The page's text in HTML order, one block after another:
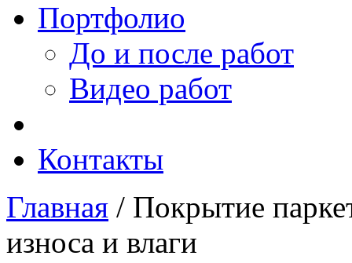
Портфолио
До и после работ
Видео работ
Контакты
Главная / Покрытие
износа и влаги